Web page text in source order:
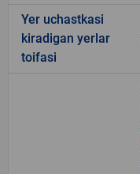
Yer uchastkasi
kiradigan yerlar
toifasi